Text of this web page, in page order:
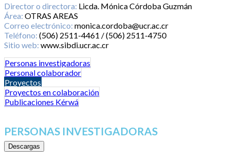
Director o directora: Licda. Mónica Córdoba Guzmán
Área: OTRAS AREAS
Correo electrónico: monica.cordoba@ucr.ac.cr
Teléfono: (506) 2511-4461 / (506) 2511-4750
Sitio web: www.sibdi.ucr.ac.cr
Personas investigadoras
Personal colaborador
Proyectos
Proyectos en colaboración
Publicaciones Kérwá
PERSONAS INVESTIGADORAS
Descargas